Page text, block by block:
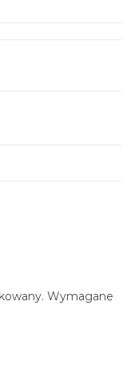
Wymagane